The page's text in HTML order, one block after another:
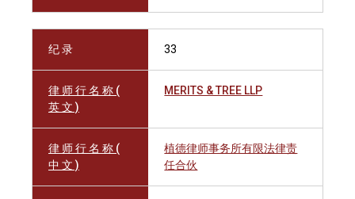
纪 录 33
律 师 行 名 称 (
英 文 )
MERITS & TREE LLP
律 师 行 名 称 (
中 文 )
植德律师事务所有限法律责
任合伙